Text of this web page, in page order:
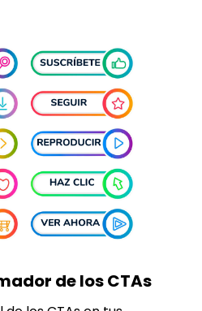
de los CTAs